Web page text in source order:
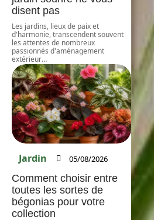
disent pas
Les jardins, lieux de paix et
d'harmonie, transcendent souvent
les attentes de nombreux
passionnés d'aménagement
extérieur…
Jardin 05/08/2026
Comment choisir entre
toutes les sortes de
bégonias pour votre
collection